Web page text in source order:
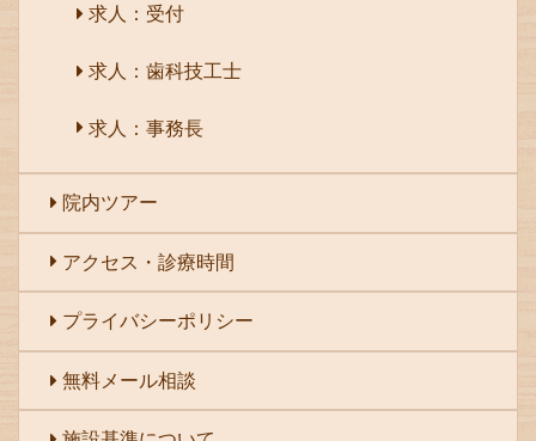
求人：受付
求人：歯科技工士
求人：事務長
院内ツアー
アクセス・診療時間
プライバシーポリシー
無料メール相談